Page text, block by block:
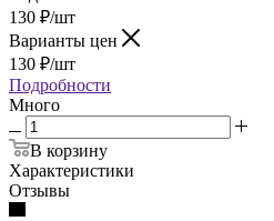
130 ₽/шт
Варианты цен
130 ₽/шт
Подробности
Много
В корзину
Характеристики
Отзывы